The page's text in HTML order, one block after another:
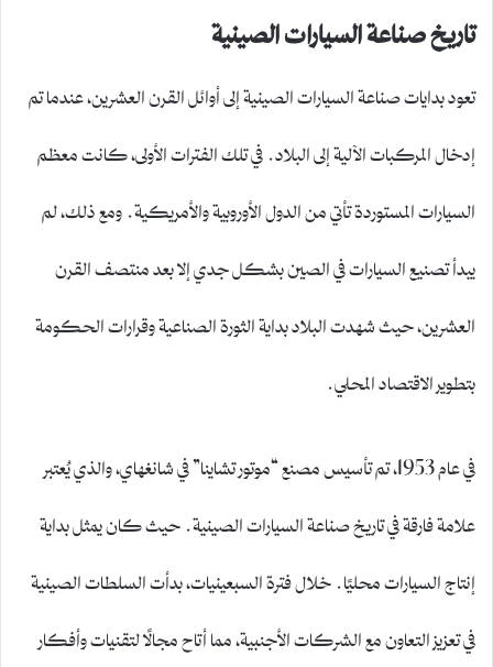
تاريخ صناعة السيارات الصينية
تعود بدايات صناعة السيارات الصينية إلى أوائل القرن العشرين، عندما تم
إدخال المركبات الآلية إلى البلاد. في تلك الفترات الأولى، كانت معظم
السيارات المستوردة تأتي من الدول الأوروبية والأمريكية. ومع ذلك، لم
يبدأ تصنيع السيارات في الصين بشكل جدي إلا بعد منتصف القرن
العشرين، حيث شهدت البلاد بداية الثورة الصناعية وقرارات الحكومة
بتطوير الاقتصاد المحلي.
في عام 1953، تم تأسيس مصنع “موتور تشاينا” في شانغهاي، والذي يُعتبر
علامة فارقة في تاريخ صناعة السيارات الصينية. حيث كان يمثل بداية
إنتاج السيارات محليًا. خلال فترة السبعينيات، بدأت السلطات الصينية
في تعزيز التعاون مع الشركات الأجنبية، مما أتاح مجالًا لتقنيات وأفكار